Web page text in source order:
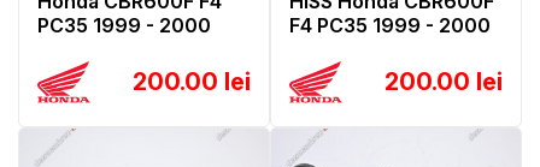
PC35 1999 - 2000
200.00 lei
F4 PC35 1999 - 2000
200.00 lei